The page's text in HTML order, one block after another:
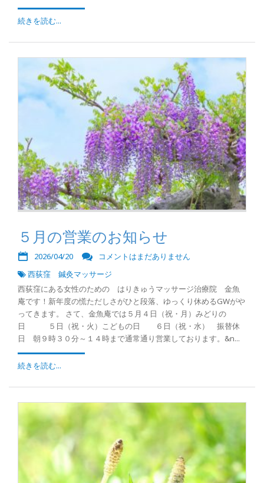
続きを読む...
５月の営業のお知らせ
2026/04/20
コメントはまだありません
西荻窪 鍼灸マッサージ
西荻窪にある女性のための はりきゅうマッサージ治療院 金魚
庵です！新年度の慌ただしさがひと段落、ゆっくり休めるGWがや
ってきます。 さて、金魚庵では５月４日（祝・月）みどりの
日 ５日（祝・火）こどもの日 ６日（祝・水） 振替休
日 朝９時３０分～１４時まで通常通り営業しております。&n...
続きを読む...